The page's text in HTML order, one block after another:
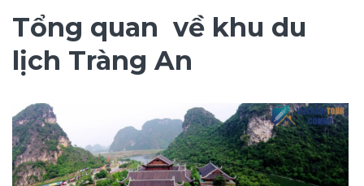
Tổng quan về khu du
lịch Tràng An